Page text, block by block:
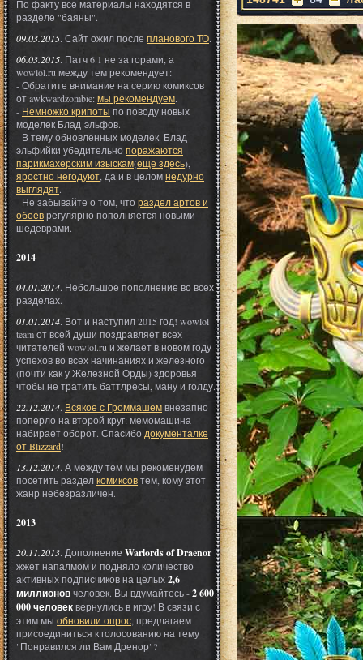
По факту все материалы находятся в
разделе "баяны".
09.03.2015. Сайт ожил после планового ТО.
06.03.2015. Патч 6.1 не за горами, а
wowlol.ru между тем рекомендует:
- Обратите внимание на серию комиксов
от awkwardzombie:мы рекомендуем.
- Немножко крипоты по поводу новых
моделек Блад-эльфов.
- В тему обновленных моделек. Блад-
эльфийки убедительнопоражаются
парикмахерским изыскам(еще здесь),
яростно негодуют , да и в целомнедурно
выглядят.
- Не забывайте о том, чтораздел артов и
обоеврегулярно пополняется новыми
шедеврами.
2014
04.01.2014. Небольшое пополнение во всех
разделах.
01.01.2014. Вот и наступил 2015 год! wowlol
team от всей души поздравляет всех
читателей wowlol.ru и желает в новом году
успехов во всех начинаниях и железного
(почти как у Железной Орды) здоровья -
чтобы не тратить баттлресы, ману и голду.
22.12.2014. Всякое с Громмашемвнезапно
поперло на второй круг: мемомашина
набирает оборот. Спасибо документалке
от Blizzard!
13.12.2014. А между тем мы рекоменудем
посетить разделкомиксовтем, кому этот
жанр небезразличен.
2013
20.11.2013. Дополнение Warlords of Draenor
жжет напалмом и подняло количество
активных подписчиков на целых2,6
миллионовчеловек. Вы вдумайтесь -2 600
000 человеквернулись в игру! В связи с
этим мы обновили опрос , предлагаем
присоединиться к голосованию на тему
"Понравился ли Вам Дренор"?